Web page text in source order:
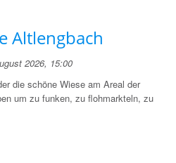
Altlengbach
2026, 15:00
die schöne Wiese am Areal der
um zu funken, zu flohmarkteln, zu